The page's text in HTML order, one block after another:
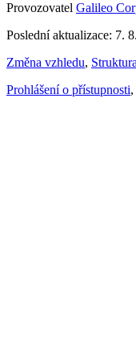
Provozovatel Galileo
Poslední aktualizace: 7.
Změna vzhledu,
Prohlášení o přístupnosti,